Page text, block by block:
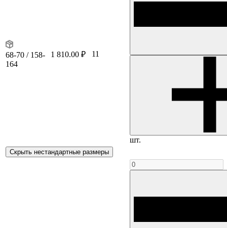
68-70 / 158-
164
1 810.00 ₽ 11
шт.
Скрыть нестандартные размеры